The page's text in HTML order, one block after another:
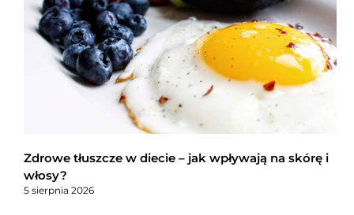
Zdrowe tłuszcze w diecie – jak wpływają na skórę i
włosy?
5 sierpnia 2026